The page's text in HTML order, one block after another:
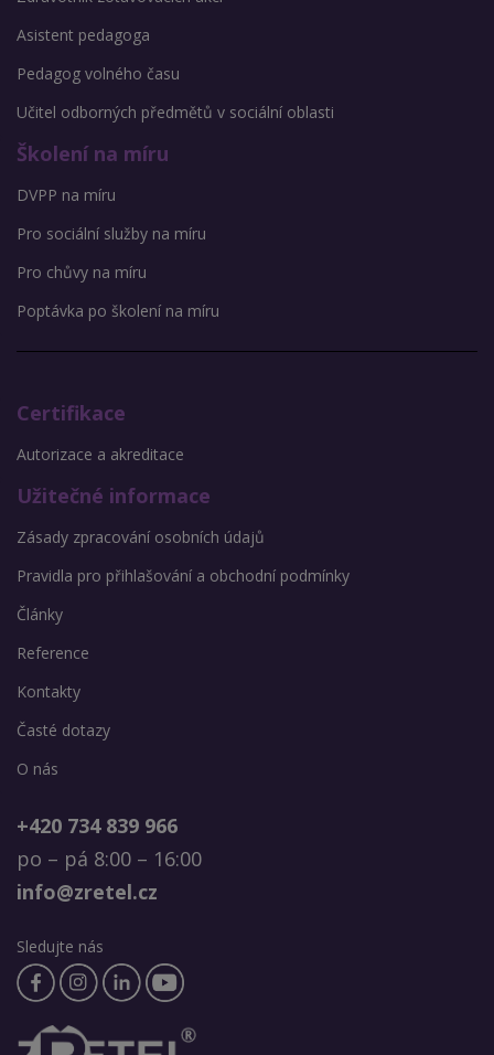
Asistent pedagoga
Pedagog volného času
Učitel odborných předmětů v sociální oblasti
Školení na míru
DVPP na míru
Pro sociální služby na míru
Pro chůvy na míru
Poptávka po školení na míru
Certifikace
Autorizace a akreditace
Užitečné informace
Zásady zpracování osobních údajů
Pravidla pro přihlašování a obchodní podmínky
Články
Reference
Kontakty
Časté dotazy
O nás
+420 734 839 966
po – pá 8:00 – 16:00
info@zretel.cz
Sledujte nás